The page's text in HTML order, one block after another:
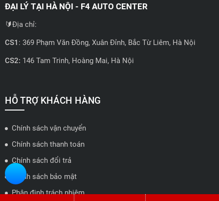
ĐẠI LÝ TẠI HÀ NỘI - F4 AUTO CENTER
🔰Địa chỉ:
CS1 : 369 Phạm Văn Đồng, Xuân Đỉnh, Bắc Từ Liêm, Hà Nội
CS2: 146 Tam Trinh, Hoàng Mai, Hà Nội
🗺️Xem trên bản đồ
ĐẠI LÝ QUẬN 2 HCM - HẢI TRIỀU AUTO
🔰 Địa chỉ: 78-80 Vũ Tông Phan, P.An Phú, TP Thủ Đức, TP HCM
📍 Hotline: 0938584113
🗺️Xem trên bản đồ
HỖ TRỢ KHÁCH HÀNG
Chính sách vận chuyển
Chính sách thanh toán
Chính sách đổi trả
Chính sách bảo mật
Phân định trách nhiệm...